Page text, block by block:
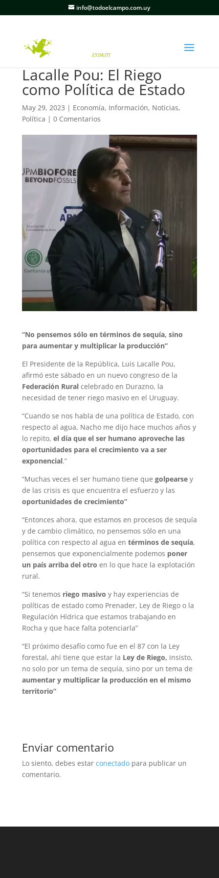
info@todoelcampo.com.uy
Lacalle Pou: El Riego
como Política de Estado
May 29, 2023 | Economía, Información, Noticias,
Política | 0 Comentarios
“No pensemos sólo en términos de sequía, sino
para aumentar y multiplicar la producción”
El Presidente de la República, Luis Lacalle Pou,
afirmó este sábado en un nuevo congreso de la
Federación Ruralcelebrado en Durazno, la
necesidad de tener riego masivo en el Uruguay.
“Cuando se nos habla de una política de Estado, con
respecto al agua, Nacho me dijo hace muchos años y
lo repito, el día que el ser humano aproveche las
oportunidades para el crecimiento va a ser
exponencial.”
“Muchas veces el ser humano tiene que golpearsey
de las crisis es que encuentra el esfuerzo y las
oportunidades de crecimiento”
“Entonces ahora, que estamos en procesos de sequía
y de cambio climático, no pensemos sólo en una
política con respecto al agua en términos de sequía,
pensemos que exponencialmente podemos poner
un país arriba del otro en lo que hace la explotación
rural.
“Si tenemos riego masivo y hay experiencias de
políticas de estado como Prenader, Ley de Riego o la
Regulación Hídrica que estamos trabajando en
Rocha y que hace falta potenciarla”
“El próximo desafío como fue en el 87 con la Ley
forestal, ahí tiene que estar la Ley de Riego, insisto,
no solo por un tema de sequía, sino por un tema de
aumentar y multiplicar la producción en el mismo
territorio”
Enviar comentario
Lo siento, debes estar conectadopara publicar un
comentario.